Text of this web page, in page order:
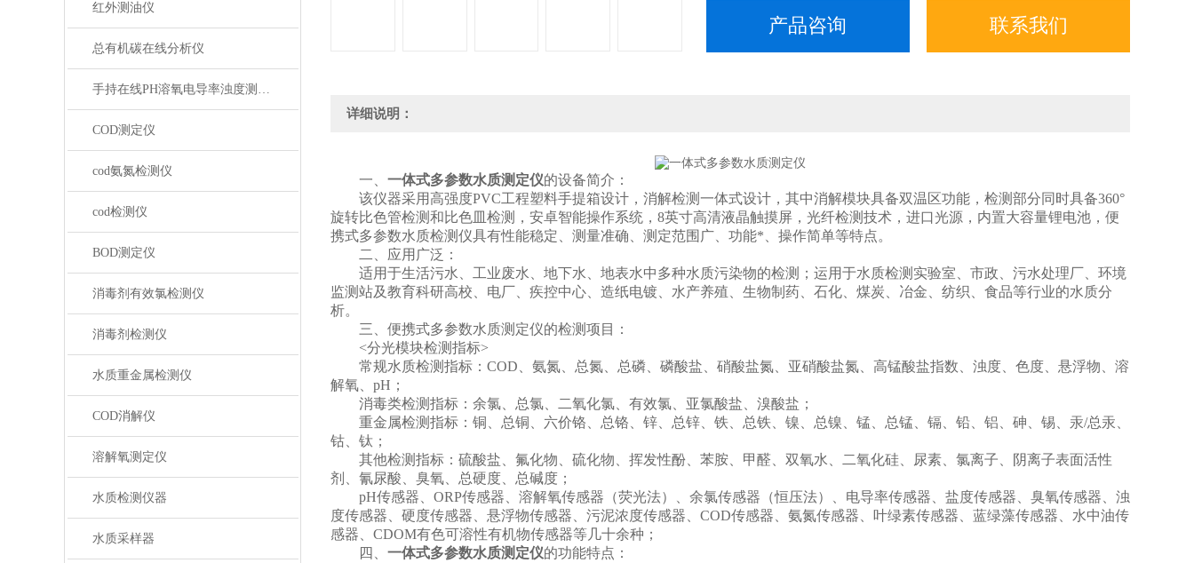
红外测油仪
总有机碳在线分析仪
手持在线PH溶氧电导率浊度测定仪
COD测定仪
cod氨氮检测仪
cod检测仪
BOD测定仪
消毒剂有效氯检测仪
消毒剂检测仪
水质重金属检测仪
COD消解仪
溶解氧测定仪
水质检测仪器
水质采样器
产品咨询 联系我们
详细说明：
一、 一体式多参数水质测定仪的设备简介：
该仪器采用高强度PVC工程塑料手提箱设计，消解检测一体式设计，其中消解模块具备双温区功能，检测部分同时具备360°
旋转比色管检测和比色皿检测，安卓智能操作系统，8英寸高清液晶触摸屏，光纤检测技术，进口光源，内置大容量锂电池，便
携式多参数水质检测仪具有性能稳定、测量准确、测定范围广、功能*、操作简单等特点。
二、应用广泛：
适用于生活污水、工业废水、地下水、地表水中多种水质污染物的检测；运用于水质检测实验室、市政、污水处理厂、环境
监测站及教育科研高校、电厂、疾控中心、造纸电镀、水产养殖、生物制药、石化、煤炭、冶金、纺织、食品等行业的水质分
析。
三、便携式多参数水质测定仪的检测项目：
<分光模块检测指标>
常规水质检测指标：COD、氨氮、总氮、总磷、磷酸盐、硝酸盐氮、亚硝酸盐氮、高锰酸盐指数、浊度、色度、悬浮物、溶
解氧、pH；
消毒类检测指标：余氯、总氯、二氧化氯、有效氯、亚氯酸盐、溴酸盐；
重金属检测指标：铜、总铜、六价铬、总铬、锌、总锌、铁、总铁、镍、总镍、锰、总锰、镉、铅、铝、砷、锡、汞/总汞、
钴、钛；
其他检测指标：硫酸盐、氟化物、硫化物、挥发性酚、苯胺、甲醛、双氧水、二氧化硅、尿素、氯离子、阴离子表面活性
剂、氰尿酸、臭氧、总硬度、总碱度；
pH传感器、ORP传感器、溶解氧传感器（荧光法）、余氯传感器（恒压法）、电导率传感器、盐度传感器、臭氧传感器、浊
度传感器、硬度传感器、悬浮物传感器、污泥浓度传感器、COD传感器、氨氮传感器、叶绿素传感器、蓝绿藻传感器、水中油传
感器、CDOM有色可溶性有机物传感器等几十余种；
四、 一体式多参数水质测定仪的功能特点：